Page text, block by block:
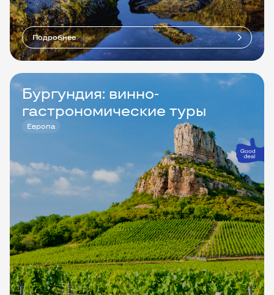
Подробнее
Бургундия: винно-
гастрономические туры
Европа